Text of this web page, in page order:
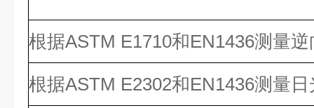
根据ASTM E1710和EN1436测量
根据ASTM E2302和EN1436测量